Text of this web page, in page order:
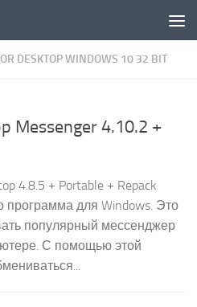
DESKTOP WINDOWS 10 32 BIT
Messenger 4.10.2 +
4.8.5 + Portable + Repack
программа для Windows. Это
популярный мессенджер
С помощью этой